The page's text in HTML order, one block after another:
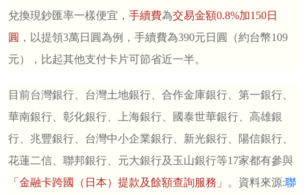
兌換現鈔匯率一樣便宜， 手續費為交易金額0.8%加150日
圓 ，以提領3萬日圓為例，手續費為390元日圓（約台幣109
元），比起其他支付卡片可節省近一半。
目前台灣銀行、台灣土地銀行、合作金庫銀行、第一銀行、
華南銀行、彰化銀行、上海銀行、國泰世華銀行、高雄銀
行、兆豐銀行、台灣中小企業銀行、新光銀行、陽信銀行、
花蓮二信、聯邦銀行、元大銀行及玉山銀行等17家都有參與
「金融卡跨國（日本）提款及餘額查詢服務」
。 資料來源:聯